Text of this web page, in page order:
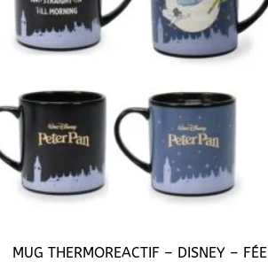
MUG THERMOREACTIF – DISNEY – FÉE